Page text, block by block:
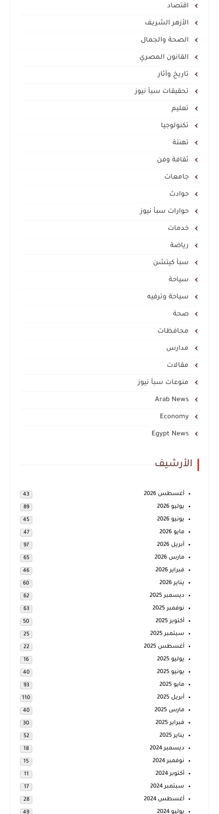
اقتصاد
الأزهر الشريف
الصحة والجمال
القانون المصري
تاريخ وآثار
تحقيقات سبأ نيوز
تعليم
تكنولوجيا
تهنئة
ثقافة وفن
جامعات
حوادث
حوارات سبأ نيوز
خدمات
رياضة
سبأ كيتشن
سياحة
سياحة وترفيه
صحة
محافظات
مدارس
مقالات
منوعات سبأ نيوز
Arab News
Economy
Egypt News
الأرشيف
أغسطس 2026 43
يوليو 2026 89
يونيو 2026 45
مايو 2026 47
أبريل 2026 97
مارس 2026 65
فبراير 2026 46
يناير 2026 60
ديسمبر 2025 62
نوفمبر 2025 63
أكتوبر 2025 50
سبتمبر 2025 25
أغسطس 2025 22
يوليو 2025 16
يونيو 2025 40
مايو 2025 93
أبريل 2025 110
مارس 2025 40
فبراير 2025 30
يناير 2025 52
ديسمبر 2024 18
نوفمبر 2024 15
أكتوبر 2024 11
سبتمبر 2024 17
أغسطس 2024 28
يوليو 2024 49